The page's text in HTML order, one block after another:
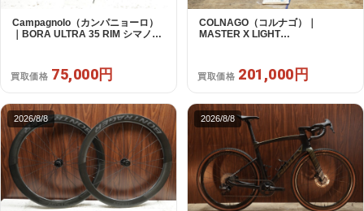
Campagnolo（カンパニョーロ）
｜BORA ULTRA 35 RIM シマノフ
買取価格 75,000円
COLNAGO（コルナゴ）｜
MASTER X LIGHT
年｜美品｜買取金額 201,000円
買取価格 201,000円
2026/8/8 2026/8/8